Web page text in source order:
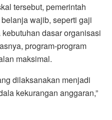
tersebut, pemerintah
wajib, seperti gaji
dasar organisasi
program-program
maksimal.
dilaksanakan menjadi
kekurangan anggaran,”